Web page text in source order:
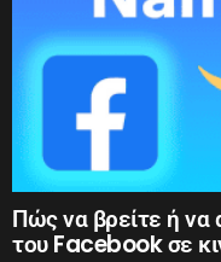
Πώς να βρείτε ή να
του Facebook σε